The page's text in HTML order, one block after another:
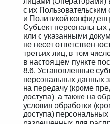
с их
и Политикой
Субъект персональных
или с указанными
не несет
третьих лиц, в том
в настоящем пункте
8.6. Установленные
персональных данных
на передачу (кроме
доступа), а также на
условия обработки
доступа)